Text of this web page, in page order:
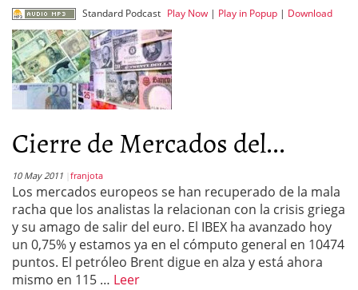
Standard Podcast Play Now| Play in Popup| Download
Cierre de Mercados del...
10 May 2011 franjota
Los mercados europeos se han recuperado de la mala
racha que los analistas la relacionan con la crisis griega
y su amago de salir del euro. El IBEX ha avanzado hoy
un 0,75% y estamos ya en el cómputo general en 10474
puntos. El petróleo Brent digue en alza y está ahora
mismo en 115 … Leer